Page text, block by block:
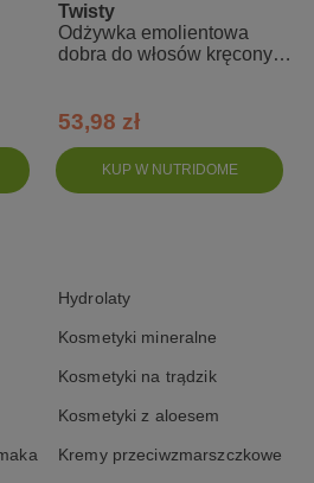
i emolientową.
KUP W NUTRIDOME
Twisty
Odżywka emolientowa
dobra do włosów kręconych
53,98 zł
Hydrolaty
Kosmetyki mineralne
Kosmetyki na trądzik
Kosmetyki z aloesem
Kremy przeciwzmarszczkowe